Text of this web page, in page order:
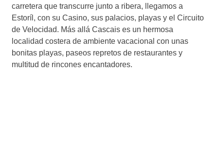
carretera que transcurre junto a ribera, llegamos a
Estoríl, con su Casino, sus palacios, playas y el Circuito
de Velocidad. Más allá Cascais es un hermosa
localidad costera de ambiente vacacional con unas
bonitas playas, paseos repretos de restaurantes y
multitud de rincones encantadores.